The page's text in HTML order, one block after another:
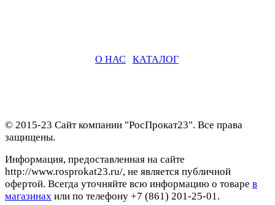
О НАС КАТАЛОГ
© 2015-23 Сайт компании "РосПрокат23". Все права
защищены.
Информация, предоставленная на сайте
http://www.rosprokat23.ru/, не является публичной
офертой. Всегда уточняйте всю информацию о товаре в
магазинах или по телефону +7 (861) 201-25-01.